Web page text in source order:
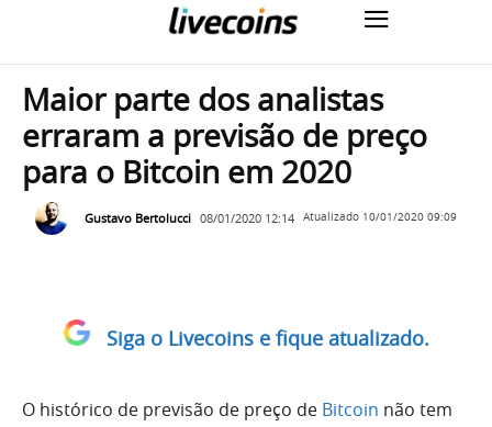
Maior parte dos analistas
erraram a previsão de preço
para o Bitcoin em 2020
Gustavo Bertolucci 08/01/2020 12:14 Atualizado 10/01/2020 09:09
Siga o Livecoins e fique atualizado.
O histórico de previsão de preço de Bitcoin não tem